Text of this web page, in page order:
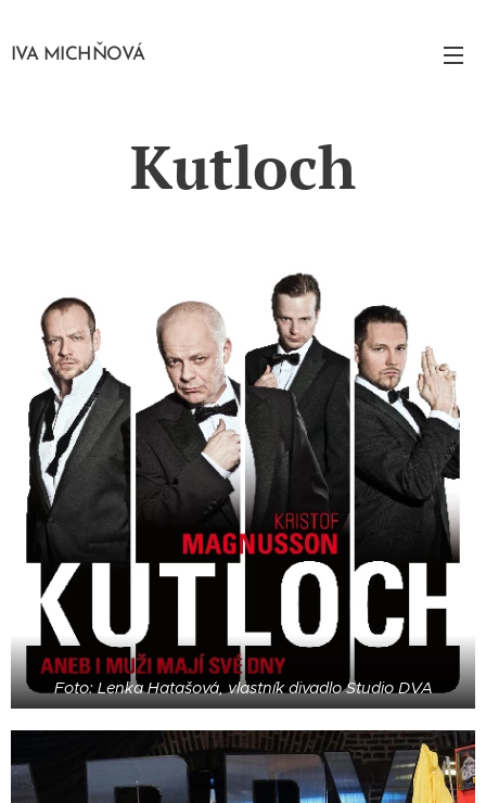
IVA MICHŇOVÁ
Kutloch
Foto: Lenka Hatašová, vlastník divadlo Studio DVA